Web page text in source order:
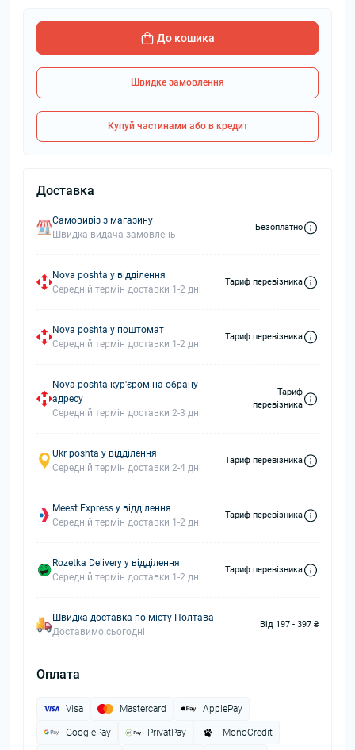
До кошика
Швидке замовлення
Купуй частинами або в кредит
Доставка
Самовивіз з магазину
Швидка видача замовлень
Безоплатно
Nova poshta у відділення
Середній термін доставки 1-2 дні
Тариф перевізника
Nova poshta у поштомат
Середній термін доставки 1-2 дні
Тариф перевізника
Nova poshta кур'єром на обрану
адресу
Середній термін доставки 2-3 дні
Тариф
перевізника
Ukr poshta у відділення
Середній термін доставки 2-4 дні
Тариф перевізника
Meest Express у відділення
Середній термін доставки 1-2 дні
Тариф перевізника
Rozetka Delivery у відділення
Середній термін доставки 1-2 дні
Тариф перевізника
Швидка доставка по місту Полтава
Доставимо сьогодні
Від 197 - 397 ₴
Оплата
Visa Mastercard ApplePay
GooglePay PrivatPay MonoCredit